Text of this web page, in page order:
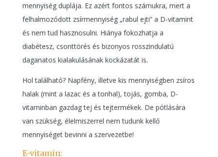
mennyiség duplája. Ez azért fontos számukra, mert a
felhalmozódott zsírmennyiség „rabul ejti” a D-vitamint
és nem tud hasznosulni. Hiánya fokozhatja a
diabétesz, csonttörés és bizonyos rosszindulatú
daganatos kialakulásának kockázatát is.
Hol található? Napfény, illetve kis mennyiségben zsíros
halak (mint a lazac és a tonhal), tojás, gomba, D-
vitaminban gazdag tej és tejtermékek. De pótlására
van szükség, élelmiszerrel nem tudunk kellő
mennyiséget bevinni a szervezetbe!
E-vitamin: